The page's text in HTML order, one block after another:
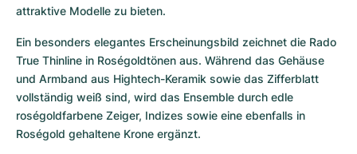
attraktive Modelle zu bieten.
Ein besonders elegantes Erscheinungsbild zeichnet die Rado
True Thinline in Roségoldtönen aus. Während das Gehäuse
und Armband aus Hightech-Keramik sowie das Zifferblatt
vollständig weiß sind, wird das Ensemble durch edle
roségoldfarbene Zeiger, Indizes sowie eine ebenfalls in
Roségold gehaltene Krone ergänzt.